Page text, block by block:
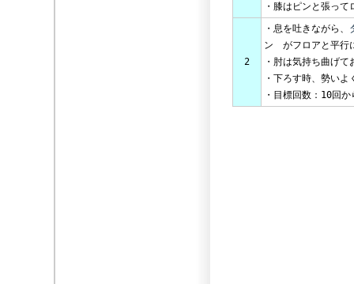
・膝はピンと張っ
2
・息を吐きながら、
ン がフロアと平行
・肘は気持ち曲げて
・下ろす時、勢い
・目標回数：10回